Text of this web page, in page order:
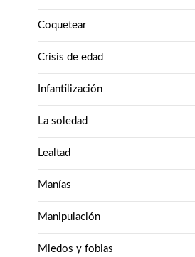
Coquetear
Crisis de edad
Infantilización
La soledad
Lealtad
Manías
Manipulación
Miedos y fobias